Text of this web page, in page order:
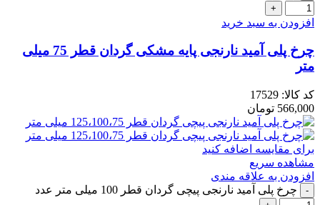
افزودن به سبد خرید
چرخ پلی آمید نارنجی پایه مشکی گردان قطر 75 میلی
متر
کد کالا: 17529
566,000 تومان
برای مقایسه اضافه کنید
مشاهده سریع
افزودن به علاقه مندی
چرخ پلی آمید نارنجی پیچی گردان قطر 100 میلی متر عدد